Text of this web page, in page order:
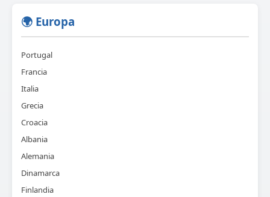
🌍 Europa
Portugal
Francia
Italia
Grecia
Croacia
Albania
Alemania
Dinamarca
Finlandia